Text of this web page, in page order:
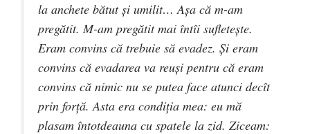
la anchete bătut şi umilit… Aşa că m-am
pregătit. M-am pregătit mai întîi sufleteşte.
Eram convins că trebuie să evadez. Şi eram
convins că evadarea va reuşi pentru că eram
convins că nimic nu se putea face atunci decît
prin forţă. Asta era condiţia mea: eu mă
plasam întotdeauna cu spatele la zid. Ziceam: